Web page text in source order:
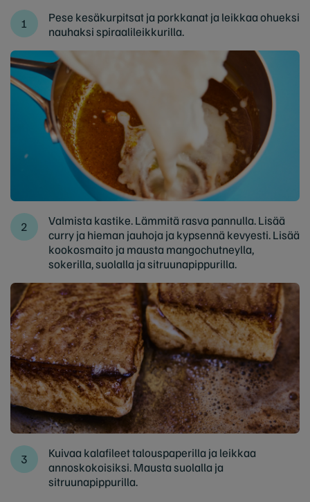
Pese kesäkurpitsat ja porkkanat ja leikkaa ohueksi
nauhaksi spiraalileikkurilla.
Valmista kastike. Lämmitä rasva pannulla. Lisää
curry ja hieman jauhoja ja kypsennä kevyesti. Lisää
kookosmaito ja mausta mangochutneylla,
sokerilla, suolalla ja sitruunapippurilla.
Kuivaa kalafileet talouspaperilla ja leikkaa
annoskokoisiksi. Mausta suolalla ja
sitruunapippurilla.